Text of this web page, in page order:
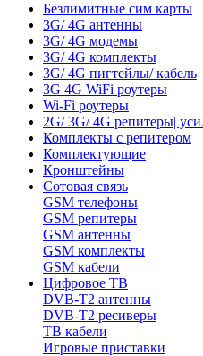
Безлимитные сим карты
3G/ 4G антенны
3G/ 4G модемы
3G/ 4G комплекты
3G/ 4G пигтейлы/ кабель
3G 4G WiFi роутеры
Wi-Fi роутеры
2G/ 3G/ 4G репитеры|
Комплекты с репитером
Комплектующие
Кронштейны
Сотовая связь
GSM телефоны
GSM репитеры
GSM антенны
GSM комплекты
GSM кабели
Цифровое ТВ
DVB-T2 антенны
DVB-T2 ресиверы
ТВ кабели
Игровые приставки